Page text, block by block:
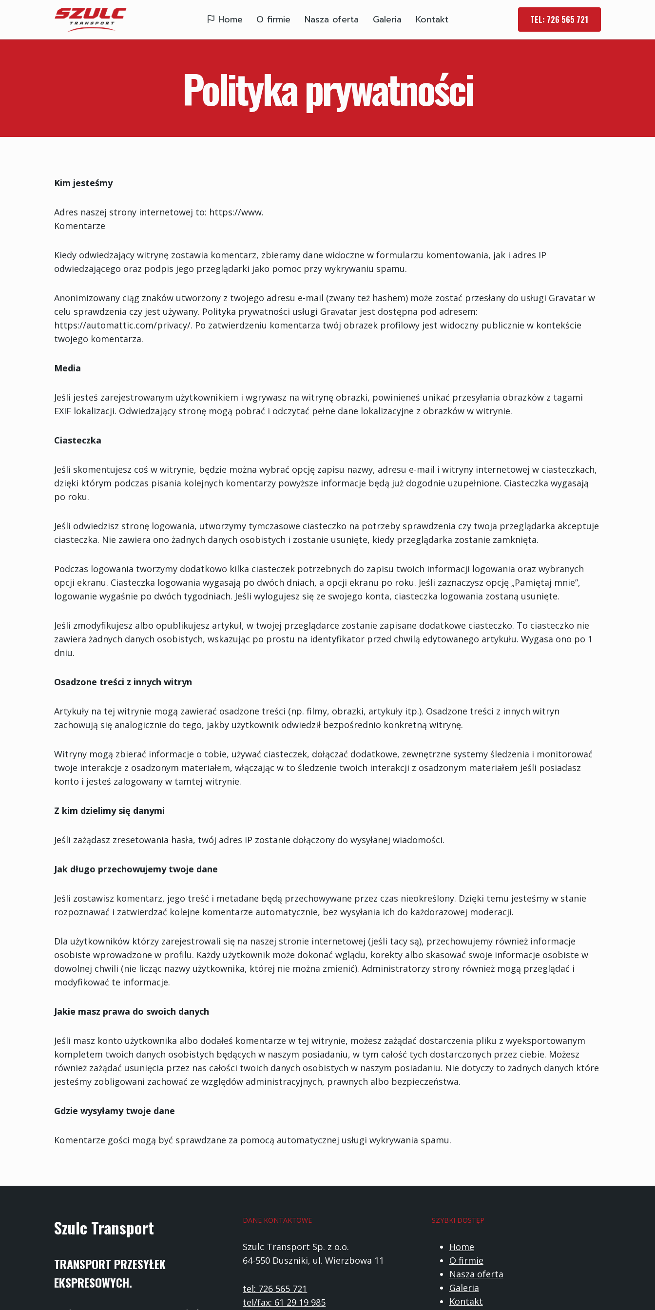
Home O firmie Nasza oferta Galeria Kontakt TEL: 726 565 721
Polityka prywatności
Kim jesteśmy
Adres naszej strony internetowej to: https://www.
Komentarze
Kiedy odwiedzający witrynę zostawia komentarz, zbieramy dane widoczne w formularzu komentowania, jak i adres IP
odwiedzającego oraz podpis jego przeglądarki jako pomoc przy wykrywaniu spamu.
Anonimizowany ciąg znaków utworzony z twojego adresu e-mail (zwany też hashem) może zostać przesłany do usługi Gravatar w
celu sprawdzenia czy jest używany. Polityka prywatności usługi Gravatar jest dostępna pod adresem:
https://automattic.com/privacy/. Po zatwierdzeniu komentarza twój obrazek profilowy jest widoczny publicznie w kontekście
twojego komentarza.
Media
Jeśli jesteś zarejestrowanym użytkownikiem i wgrywasz na witrynę obrazki, powinieneś unikać przesyłania obrazków z tagami
EXIF lokalizacji. Odwiedzający stronę mogą pobrać i odczytać pełne dane lokalizacyjne z obrazków w witrynie.
Ciasteczka
Jeśli skomentujesz coś w witrynie, będzie można wybrać opcję zapisu nazwy, adresu e-mail i witryny internetowej w ciasteczkach,
dzięki którym podczas pisania kolejnych komentarzy powyższe informacje będą już dogodnie uzupełnione. Ciasteczka wygasają
po roku.
Jeśli odwiedzisz stronę logowania, utworzymy tymczasowe ciasteczko na potrzeby sprawdzenia czy twoja przeglądarka akceptuje
ciasteczka. Nie zawiera ono żadnych danych osobistych i zostanie usunięte, kiedy przeglądarka zostanie zamknięta.
Podczas logowania tworzymy dodatkowo kilka ciasteczek potrzebnych do zapisu twoich informacji logowania oraz wybranych
opcji ekranu. Ciasteczka logowania wygasają po dwóch dniach, a opcji ekranu po roku. Jeśli zaznaczysz opcję „Pamiętaj mnie”,
logowanie wygaśnie po dwóch tygodniach. Jeśli wylogujesz się ze swojego konta, ciasteczka logowania zostaną usunięte.
Jeśli zmodyfikujesz albo opublikujesz artykuł, w twojej przeglądarce zostanie zapisane dodatkowe ciasteczko. To ciasteczko nie
zawiera żadnych danych osobistych, wskazując po prostu na identyfikator przed chwilą edytowanego artykułu. Wygasa ono po 1
dniu.
Osadzone treści z innych witryn
Artykuły na tej witrynie mogą zawierać osadzone treści (np. filmy, obrazki, artykuły itp.). Osadzone treści z innych witryn
zachowują się analogicznie do tego, jakby użytkownik odwiedził bezpośrednio konkretną witrynę.
Witryny mogą zbierać informacje o tobie, używać ciasteczek, dołączać dodatkowe, zewnętrzne systemy śledzenia i monitorować
twoje interakcje z osadzonym materiałem, włączając w to śledzenie twoich interakcji z osadzonym materiałem jeśli posiadasz
konto i jesteś zalogowany w tamtej witrynie.
Z kim dzielimy się danymi
Jeśli zażądasz zresetowania hasła, twój adres IP zostanie dołączony do wysyłanej wiadomości.
Jak długo przechowujemy twoje dane
Jeśli zostawisz komentarz, jego treść i metadane będą przechowywane przez czas nieokreślony. Dzięki temu jesteśmy w stanie
rozpoznawać i zatwierdzać kolejne komentarze automatycznie, bez wysyłania ich do każdorazowej moderacji.
Dla użytkowników którzy zarejestrowali się na naszej stronie internetowej (jeśli tacy są), przechowujemy również informacje
osobiste wprowadzone w profilu. Każdy użytkownik może dokonać wglądu, korekty albo skasować swoje informacje osobiste w
dowolnej chwili (nie licząc nazwy użytkownika, której nie można zmienić). Administratorzy strony również mogą przeglądać i
modyfikować te informacje.
Jakie masz prawa do swoich danych
Jeśli masz konto użytkownika albo dodałeś komentarze w tej witrynie, możesz zażądać dostarczenia pliku z wyeksportowanym
kompletem twoich danych osobistych będących w naszym posiadaniu, w tym całość tych dostarczonych przez ciebie. Możesz
również zażądać usunięcia przez nas całości twoich danych osobistych w naszym posiadaniu. Nie dotyczy to żadnych danych które
jesteśmy zobligowani zachować ze względów administracyjnych, prawnych albo bezpieczeństwa.
Gdzie wysyłamy twoje dane
Komentarze gości mogą być sprawdzane za pomocą automatycznej usługi wykrywania spamu.
Szulc Transport
TRANSPORT PRZESYŁEK
EKSPRESOWYCH.
DANE KONTAKTOWE
Szulc Transport Sp. z o.o.
64-550 Duszniki, ul. Wierzbowa 11
tel: 726 565 721
tel/fax: 61 29 19 985
SZYBKI DOSTĘP
Home
O firmie
Nasza oferta
Galeria
Kontakt